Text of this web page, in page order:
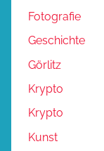
Fotografie
Geschichte
Görlitz
Krypto
Krypto
Kunst